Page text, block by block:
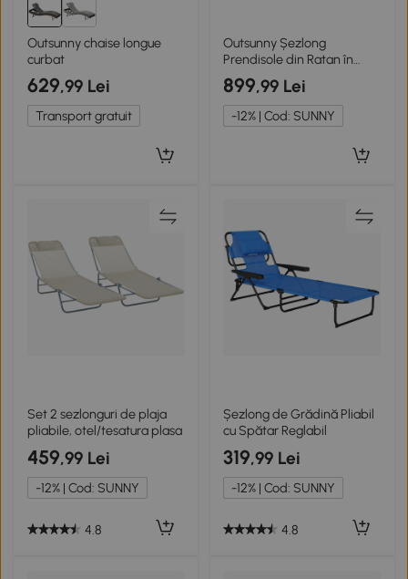
Outsunny chaise longue
curbat
629,99 Lei
Transport gratuit
Outsunny Șezlong
Prendisole din Ratan în
Formă S cu Pernă, Șezlong
de Grădină cu Cadru din
Oțel, pentru Terasă, Plajă,
Piscină, Grădină,
899,99 Lei
-12% | Cod: SUNNY
Set 2 sezlonguri de plaja
pliabile, otel/tesatura plasa
459,99 Lei
-12% | Cod: SUNNY
4.8
Șezlong de Grădină Pliabil
cu Spătar Reglabil
319,99 Lei
-12% | Cod: SUNNY
4.8